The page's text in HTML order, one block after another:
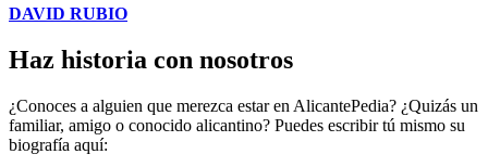
DAVID RUBIO
Haz historia con nosotros
¿Conoces a alguien que merezca estar en AlicantePedia? ¿Quizás un
familiar, amigo o conocido alicantino? Puedes escribir tú mismo su
biografía aquí: